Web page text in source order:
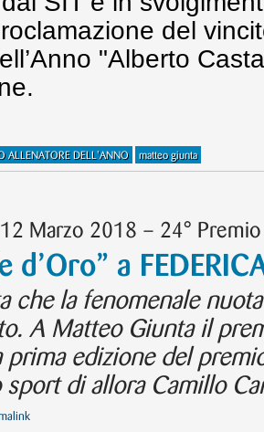
del
"Alberto
ALLENATORE DELL'ANNO matteo giunta
Marzo 2018 – 24° Premio
d’Oro” a
che la fenomenale
A Matteo Giunta il
prima edizione del
sport di allora Camillo